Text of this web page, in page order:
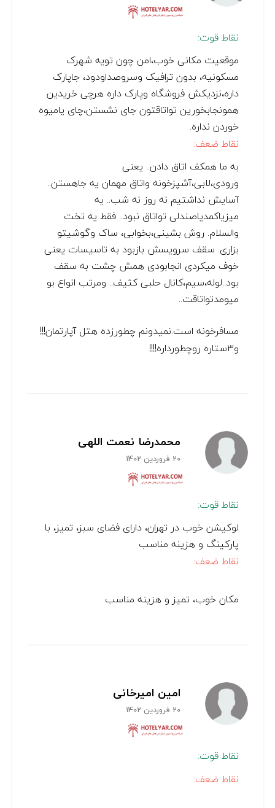
نقاط قوت:
موقعیت مکانی خوب،امن چون تویه شهرک
مسکونیه، بدون ترافیک وسروصداودود، جاپارک
داره،نزدیکش فروشگاه وپارک داره هرچی خریدین
همونجابخورین تواتاقتون جای نشستن،چای یامیوه
خوردن نداره.
نقاط ضعف:
به ما همکف اتاق دادن.. یعنی
ورودی،لابی،آشپزخونه واتاق مهمان یه جاهستن..
آسایش نداشتیم نه روز نه شب.. یه
میزیاکمدیاصندلی تواتاق نبود.. فقط یه تخت
والسلام. روش بشینی،بخوابی، ساک وگوشیتو
بزاری. سقف سرویسش بازبود به تاسیسات یعنی
خوف میکردی انجابودی همش چشت به سقف
بود..لوله،سیم،کانال حلبی کثیف.. ومرتب انواع بو
میومدتواتاقت..
مسافرخونه است.نمیدونم چطورزده هتل آپارتمان!!!
و۳ستاره روچطورداره!!!!
محمدرضا نعمت اللهی
20 فروردین 1402
نقاط قوت:
لوکیشن خوب در تهران، دارای فضای سبز، تمیز، با
پارکینگ و هزینه مناسب
نقاط ضعف:
مکان خوب، تمیز و هزینه مناسب
امین امیرخانی
20 فروردین 1402
نقاط قوت:
نقاط ضعف: